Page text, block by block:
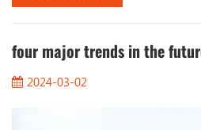
Bodenplatte und kann sicher im
der für den Betrieb an den
Stellen geeignet ist. Chinas erster
2024-03-02